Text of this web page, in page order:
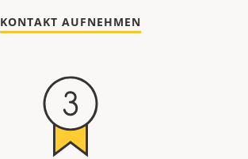
KONTAKT AUFNEHMEN